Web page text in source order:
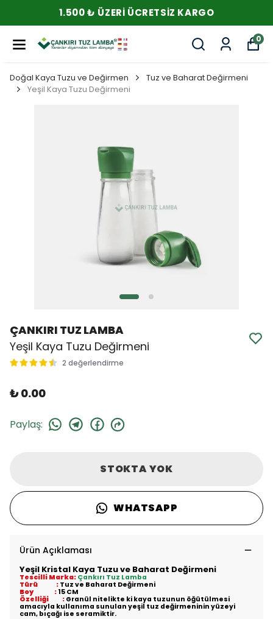
1.500 ₺ ÜZERI ÜCRETSIZ KARGO
0
Doğal Kaya Tuzu ve Değirmen
Tuz ve Baharat Değirmeni
Yeşil Kaya Tuzu Değirmeni
ÇANKIRI TUZ LAMBA
Yeşil Kaya Tuzu Değirmeni
2 değerlendirme
₺ 0.00
Paylaş:
STOKTA YOK
WHATSAPP
Ürün Açıklaması
Yeşil Kristal Kaya Tuzu ve Baharat Değirmeni
Tescilli Marka: Çankırı Tuz Lamba
Türü : Tuz ve Baharat Değirmeni
Boy : 15 CM
Özelliği : Granül nitelikte ki kaya tuzunun öğütülmesi
amacıyla kullanıma sunulan yeşil tuz değirmeninin yüzeyi
cam, bıçağı ise seramiktir.